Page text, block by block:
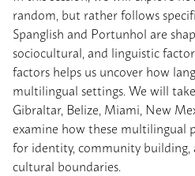
random, but rather follows
Spanglish and Portunhol are
sociocultural, and linguistic
factors helps us uncover how
multilingual settings. We will
Gibraltar, Belize, Miami, New
examine how these multilingual
for identity, community
cultural boundaries.